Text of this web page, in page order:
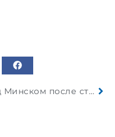
Под Минском после столкновения с фурой опрокинулся легковой автомобиль Toyota